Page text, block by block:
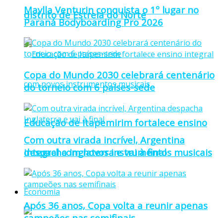
distrito de Estrela do Norte
Educação de Itapemirim fortalece ensino
integral com novos instrumentos musicais
Economia
Maylla Venturin conquista o 1º lugar no
Paraná Bodyboarding Pro 2026
Copa do Mundo 2030 celebrará centenário
do torneio com 6 países-sede
Com outra virada incrível, Argentina
despacha Inglaterra e vai à final
Após 36 anos, Copa volta a reunir apenas